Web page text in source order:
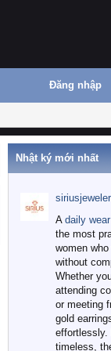
Đăng nhập
Nhật ký mới nhất
A daily
the most
women
without
Whether
attending
or meeting
gold
effortlessly.
timeless,